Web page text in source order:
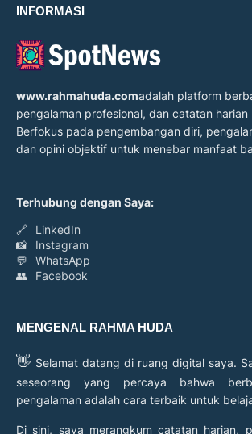
INFORMASI
www.rahmahuda.comadalah platform
pengalaman profesional, dan catatan harian
Berfokus pada pengembangan diri,
dan opini objektif untuk menebar manfaat
Terhubung dengan Saya:
🔗
LinkedIn
📸
Instagram
💬
WhatsApp
👥
Facebook
MENGENAL RAHMA HUDA
👋 Selamat datang di ruang digital saya.
seseorang yang percaya bahwa
pengalaman adalah cara terbaik untuk
Di sini, saya merangkum catatan harian,